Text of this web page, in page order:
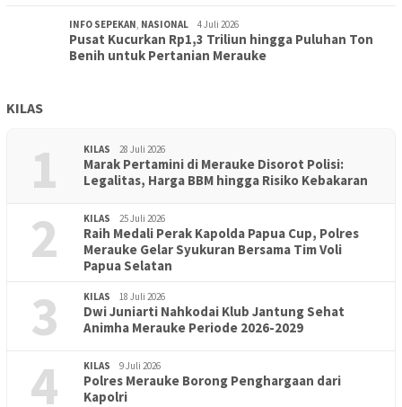
INFO SEPEKAN, NASIONAL 4 Juli 2026
Pusat Kucurkan Rp1,3 Triliun hingga Puluhan Ton
Benih untuk Pertanian Merauke
KILAS
1 KILAS 28 Juli 2026
Marak Pertamini di Merauke Disorot Polisi:
Legalitas, Harga BBM hingga Risiko Kebakaran
2 KILAS 25 Juli 2026
Raih Medali Perak Kapolda Papua Cup, Polres
Merauke Gelar Syukuran Bersama Tim Voli
Papua Selatan
3 KILAS 18 Juli 2026
Dwi Juniarti Nahkodai Klub Jantung Sehat
Animha Merauke Periode 2026-2029
4 KILAS 9 Juli 2026
Polres Merauke Borong Penghargaan dari
Kapolri